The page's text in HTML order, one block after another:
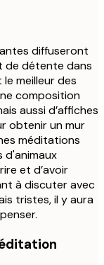
diffuseront
de détente dans
meilleur des
composition
aussi d’affiches
obtenir un mur
méditations
d'animaux
et d’avoir
à discuter avec
tristes, il y aura